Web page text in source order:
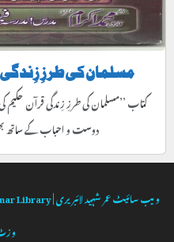
مسلمان کی طرزِ
کتاب ’’مسلمان کی طرزِ زِندگی قرآن حکیم
دوست و احباب کے ساتھ
ویب سائیٹعمر شہید لائبریری | Umar Library